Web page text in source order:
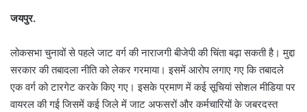
जयपुर.
लोकसभा चुनावों से पहले जाट वर्ग की नाराजगी बीजेपी की चिंता बढ़ा सकती है। मुद्दा
सरकार की तबादला नीति को लेकर गरमाया। इसमें आरोप लगाए गए कि तबादले
एक वर्ग को टारगेट करके किए गए। इसके प्रमाण में कई सूचियां सोशल मीडिया पर
वायरल की गई जिसमें कई जिले में जाट अफसरों और कर्मचारियों के जबरदस्त